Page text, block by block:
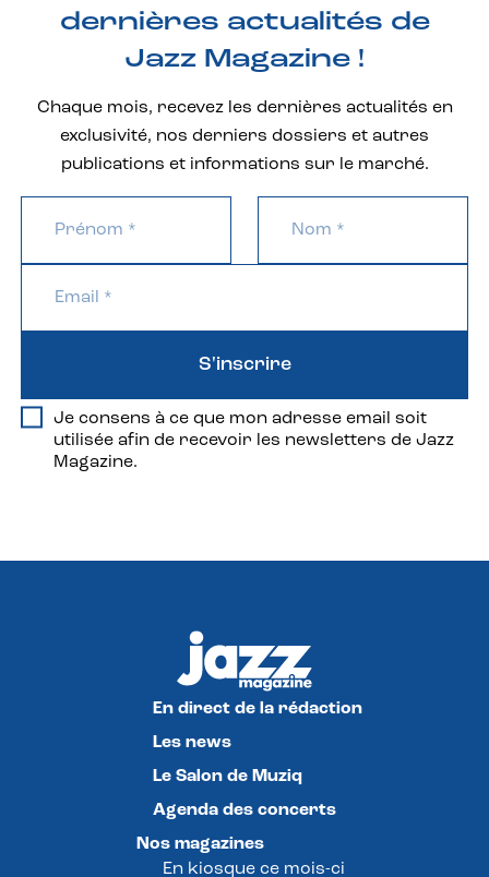
dernières actualités de
Jazz Magazine !
Chaque mois, recevez les dernières actualités en
exclusivité, nos derniers dossiers et autres
publications et informations sur le marché.
Je consens à ce que mon adresse email soit
utilisée afin de recevoir les newsletters de Jazz
Magazine.
S'inscrire
En direct de la rédaction
Les news
Le Salon de Muziq
Agenda des concerts
Nos magazines
En kiosque ce mois-ci